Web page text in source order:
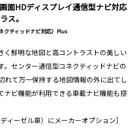
面HDディスプレイ通信型ナビ対応
ス。
クティッドナビ対応）Plus
く鮮明な地図と高コントラストの美しい
。センター通信型コネクティッドナビの
れて万一保持する地図情報の外に出てし
ナビ機能が利用できる車載ナビ機能も搭
ィーゼル車）にメーカーオプション］